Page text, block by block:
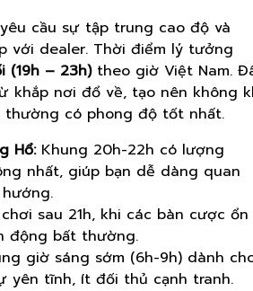
cầu sự tập trung cao độ và
với dealer. Thời điểm lý tưởng
(19h – 23h)theo giờ Việt Nam.
khắp nơi đổ về, tạo nên không
thường có phong độ tốt nhất.
Hổ:Khung 20h-22h có lượng
nhất, giúp bạn dễ dàng quan
sau 21h, khi các bàn cược ổn
động bất thường.
giờ sáng sớm (6h-9h) dành
yên tĩnh, ít đối thủ cạnh tranh.